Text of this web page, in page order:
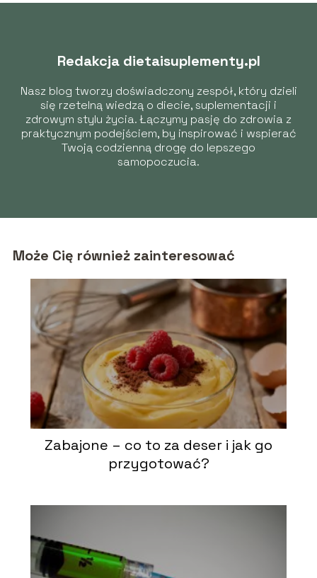
Redakcja dietaisuplementy.pl
Nasz blog tworzy doświadczony zespół, który dzieli
się rzetelną wiedzą o diecie, suplementacji i
zdrowym stylu życia. Łączymy pasję do zdrowia z
praktycznym podejściem, by inspirować i wspierać
Twoją codzienną drogę do lepszego
samopoczucia.
Może Cię również zainteresować
Zabajone – co to za deser i jak go
przygotować?